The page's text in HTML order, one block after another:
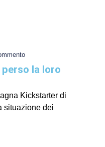
la loro
Kickstarter di
situazione dei